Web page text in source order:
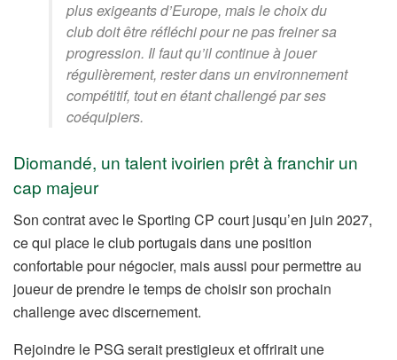
plus exigeants d’Europe, mais le choix du
club doit être réfléchi pour ne pas freiner sa
progression. Il faut qu’il continue à jouer
régulièrement, rester dans un environnement
compétitif, tout en étant challengé par ses
coéquipiers.
Diomandé, un talent ivoirien prêt à franchir un
cap majeur
Son contrat avec le Sporting CP court jusqu’en juin 2027,
ce qui place le club portugais dans une position
confortable pour négocier, mais aussi pour permettre au
joueur de prendre le temps de choisir son prochain
challenge avec discernement.
Rejoindre le PSG serait prestigieux et offrirait une